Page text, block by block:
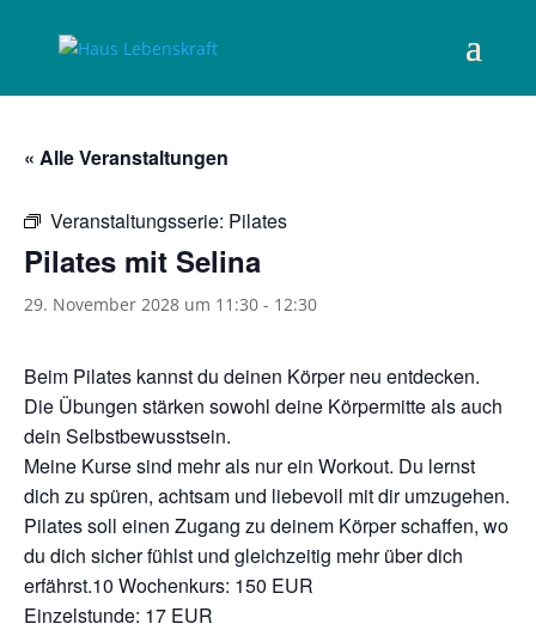
« Alle Veranstaltungen
Veranstaltungsserie: Pilates
Pilates mit Selina
29. November 2028 um 11:30 - 12:30
Beim Pilates kannst du deinen Körper neu entdecken.
Die Übungen stärken sowohl deine Körpermitte als auch
dein Selbstbewusstsein.
Meine Kurse sind mehr als nur ein Workout. Du lernst
dich zu spüren, achtsam und liebevoll mit dir umzugehen.
Pilates soll einen Zugang zu deinem Körper schaffen, wo
du dich sicher fühlst und gleichzeitig mehr über dich
erfährst.10 Wochenkurs: 150 EUR
Einzelstunde: 17 EUR